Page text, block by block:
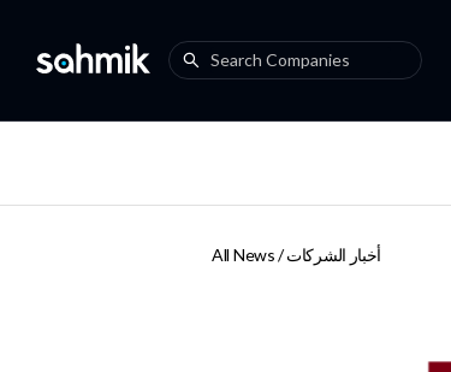
All News /أخبار الشركات